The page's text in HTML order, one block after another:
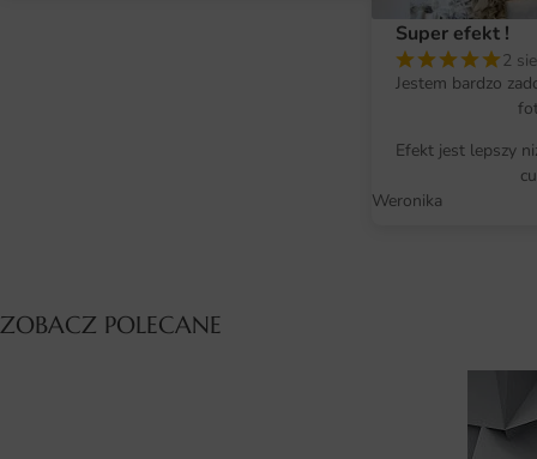
Super efekt !
2
Jestem bardzo
Efekt jest lepszy
Weronika
ZOBACZ POLECANE